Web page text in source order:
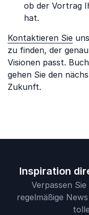
ob der Vortrag
hat.
Kontaktieren Sie
zu finden, der
Visionen passt.
gehen Sie den
Zukunft.
Inspiration
Verpassen
regelmäßige